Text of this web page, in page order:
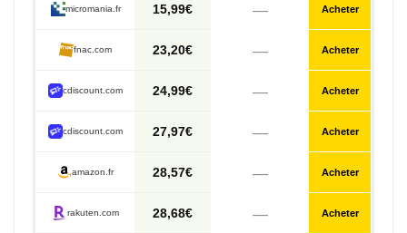
micromania.fr 15,99€ — Acheter
fnac.com 23,20€ — Acheter
cdiscount.com 24,99€ — Acheter
cdiscount.com 27,97€ — Acheter
amazon.fr 28,57€ — Acheter
rakuten.com 28,68€ — Acheter